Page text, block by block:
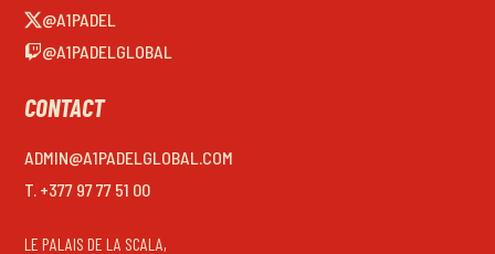
@A1PADEL
@A1PADELGLOBAL
CONTACT
ADMIN@A1PADELGLOBAL.COM
T. +377 97 77 51 00
LE PALAIS DE LA SCALA,